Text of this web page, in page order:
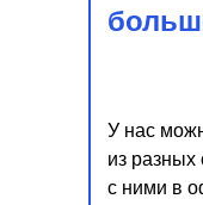
У нас
из разных
с ними в